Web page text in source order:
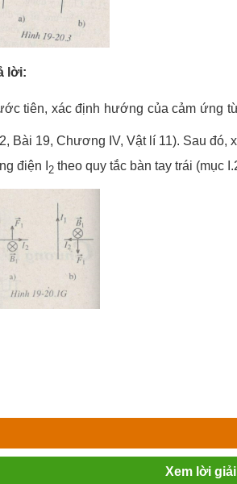
lời:
tiên, xác định hướng của cảm ứng
Bài 19, Chương IV, Vật lí 11). Sau
điện I
2theo quy tắc bàn tay trái (mục
Xem lời